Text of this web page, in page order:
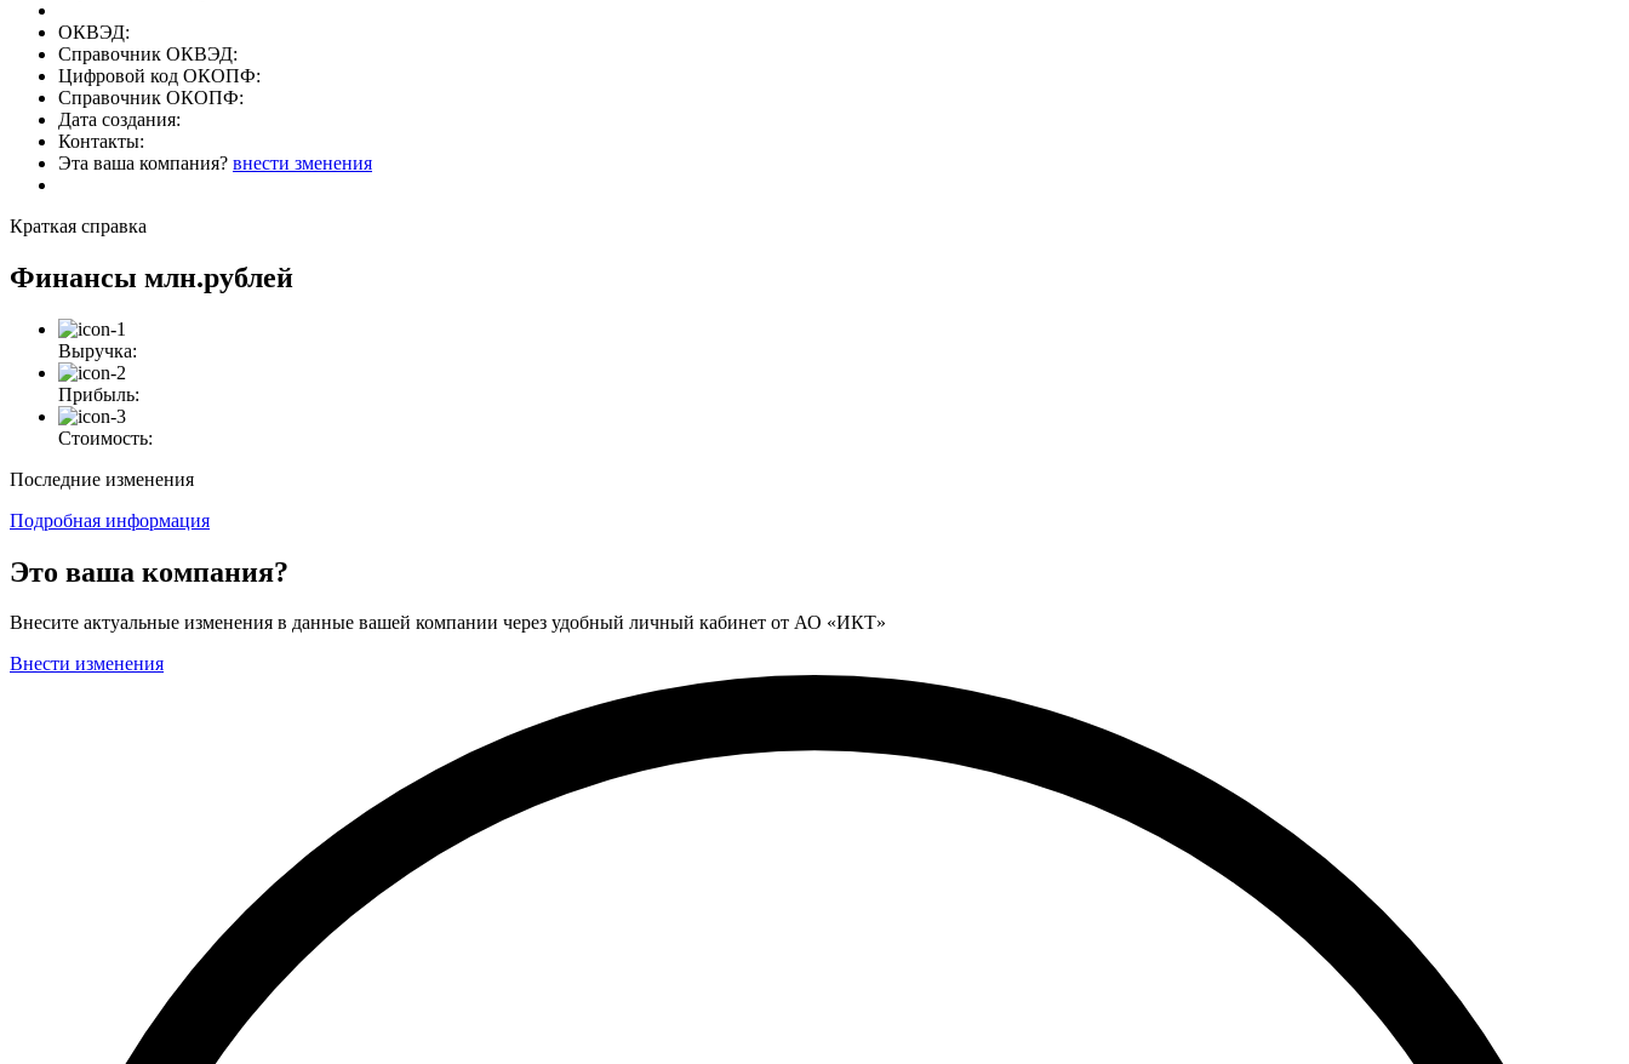
ОКВЭД:
Справочник ОКВЭД:
Цифровой код ОКОПФ:
Справочник ОКОПФ:
Дата создания:
Контакты:
Эта ваша компания? внести зменения
Краткая справка
Финансы млн.рублей
Выручка:
Прибыль:
Стоимость:
Последние изменения
Подробная информация
Это ваша компания?
Внесите актуальные изменения в данные вашей компании через удобный личный кабинет от АО «ИКТ»
Внести изменения